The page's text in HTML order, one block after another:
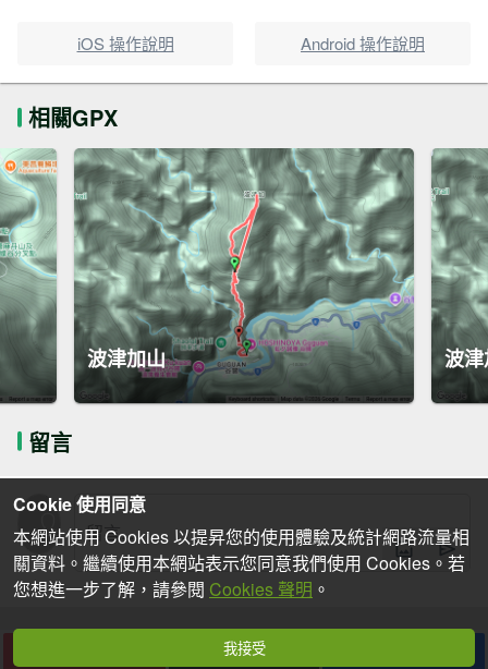
iOS 操作說明 Android 操作說明
相關GPX
波津加山 波
留言
下載
Cookie 使用同意
本網站使用 Cookies 以提昇您的使用體驗及統計網路流量相
關資料。繼續使用本網站表示您同意我們使用 Cookies。若
您想進一步了解，請參閱 Cookies 聲明 。
我接受